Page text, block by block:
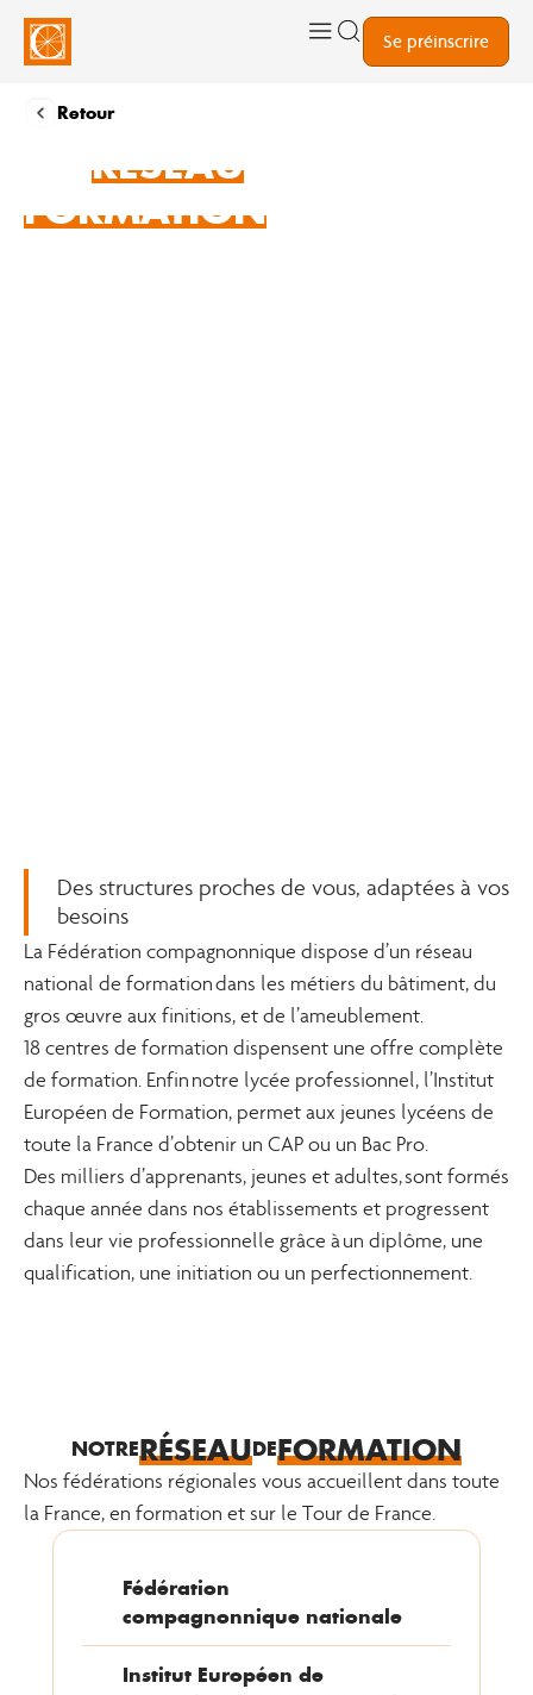
Se préinscrire
Retour
RÉSEAU
FORMATION
Des structures proches de vous, adaptées à vos
besoins
La Fédération compagnonnique dispose d’un réseau
national de formation dans les métiers du bâtiment, du
gros œuvre aux finitions, et de l’ameublement.
18 centres de formation dispensent une offre complète
de formation. Enfin notre lycée professionnel, l’Institut
Européen de Formation, permet aux jeunes lycéens de
toute la France d’obtenir un CAP ou un Bac Pro.
Des milliers d’apprenants, jeunes et adultes, sont formés
chaque année dans nos établissements et progressent
dans leur vie professionnelle grâce à un diplôme, une
qualification, une initiation ou un perfectionnement.
NOTRERÉSEAUDEFORMATION
Nos fédérations régionales vous accueillent dans toute
la France, en formation et sur le Tour de France.
Fédération
compagnonnique nationale
Institut Européen de